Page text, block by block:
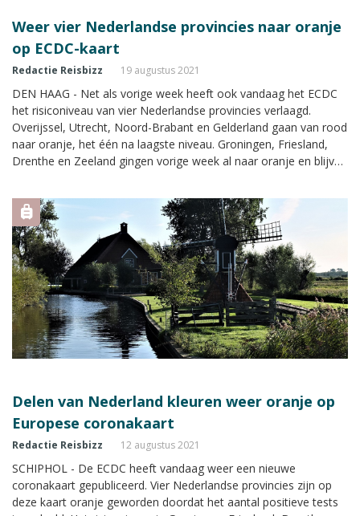
Weer vier Nederlandse provincies naar oranje
op ECDC-kaart
Redactie Reisbizz 19 augustus 2021
DEN HAAG - Net als vorige week heeft ook vandaag het ECDC
het risiconiveau van vier Nederlandse provincies verlaagd.
Overijssel, Utrecht, Noord-Brabant en Gelderland gaan van rood
naar oranje, het één na laagste niveau. Groningen, Friesland,
Drenthe en Zeeland gingen vorige week al naar oranje en blijven
Delen van Nederland kleuren weer oranje op
Europese coronakaart
Redactie Reisbizz 12 augustus 2021
SCHIPHOL - De ECDC heeft vandaag weer een nieuwe
coronakaart gepubliceerd. Vier Nederlandse provincies zijn op
deze kaart oranje geworden doordat het aantal positieve tests